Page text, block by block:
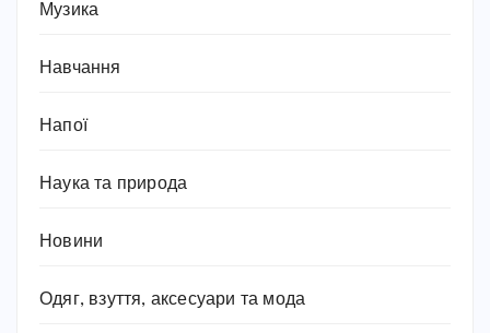
Музика
Навчання
Напої
Наука та природа
Новини
Одяг, взуття, аксесуари та мода